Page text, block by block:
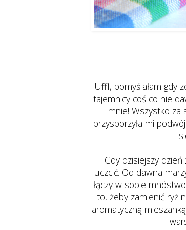
Ufff, pomyślałam gdy
tajemnicy coś co nie
mnie! Wszystko za
przysporzyła mi
Gdy dzisiejszy
uczcić. Od dawna
łączy w sobie
to, żeby zamienić ryż
aromatyczną